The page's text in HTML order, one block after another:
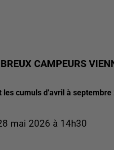
CAMPEURS
les cumuls d'avril à septembre
mai 2026 à 14h30